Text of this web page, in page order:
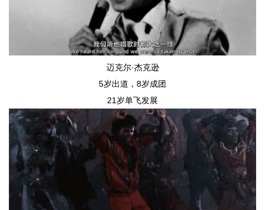
迈克尔·杰克逊
5岁出道，8岁成团
21岁单飞发展